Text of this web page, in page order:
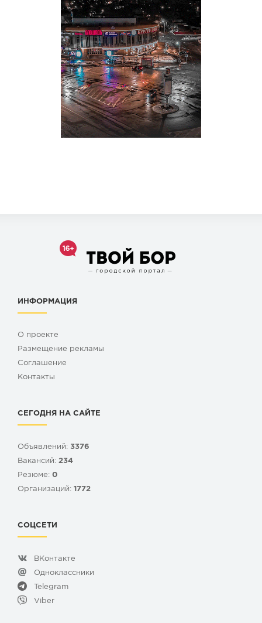
ИНФОРМАЦИЯ
О проекте
Размещение рекламы
Cоглашение
Контакты
СЕГОДНЯ НА САЙТЕ
Объявлений: 3376
Вакансий: 234
Резюме: 0
Организаций: 1772
СОЦСЕТИ
ВКонтакте
Одноклассники
Telegram
Viber